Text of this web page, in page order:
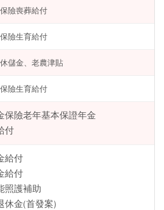
險喪葬給付
險生育給付
儲金、老農津貼
險生育給付
保險老年基本保證年金
付
給付
給付
照護補助
休金(首發案)